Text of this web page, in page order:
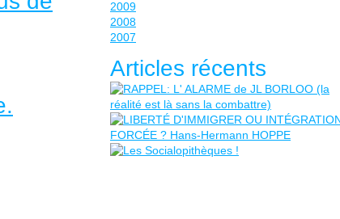
2009
2008
2007
Articles récents